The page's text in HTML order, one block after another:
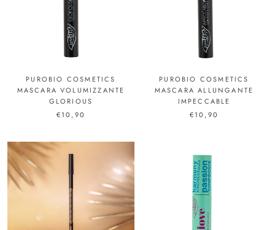
PUROBIO COSMETICS
MASCARA VOLUMIZZANTE
GLORIOUS
€10,90
PUROBIO COSMETICS
MASCARA ALLUNGANTE
IMPECCABLE
€10,90